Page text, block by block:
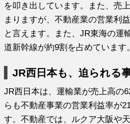
を叩き出しています。また、売
まりますが、不動産業の営業利
と言えます。また、JR東海の運
道新幹線が約9割を占めています
JR西日本も、迫られる
JR西日本は、運輸業が売上高の
らも不動産事業の営業利益率が
す。不動産では、ルクア大阪や